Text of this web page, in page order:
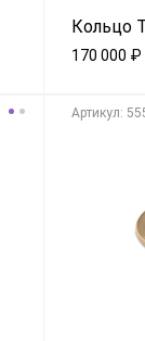
Кольцо
170 000 ₽
Aртикул: